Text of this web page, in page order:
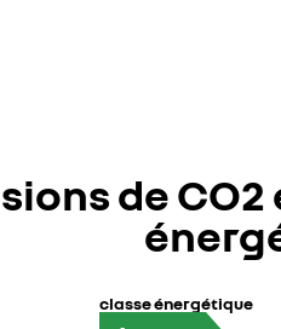
de
classe énergétique